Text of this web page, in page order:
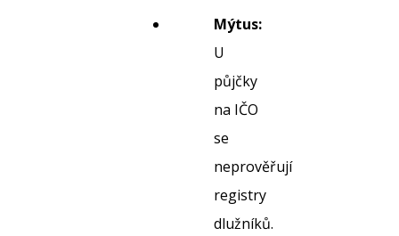
Mýtus:
U
půjčky
na IČO
se
neprověřují
registry
dlužníků.